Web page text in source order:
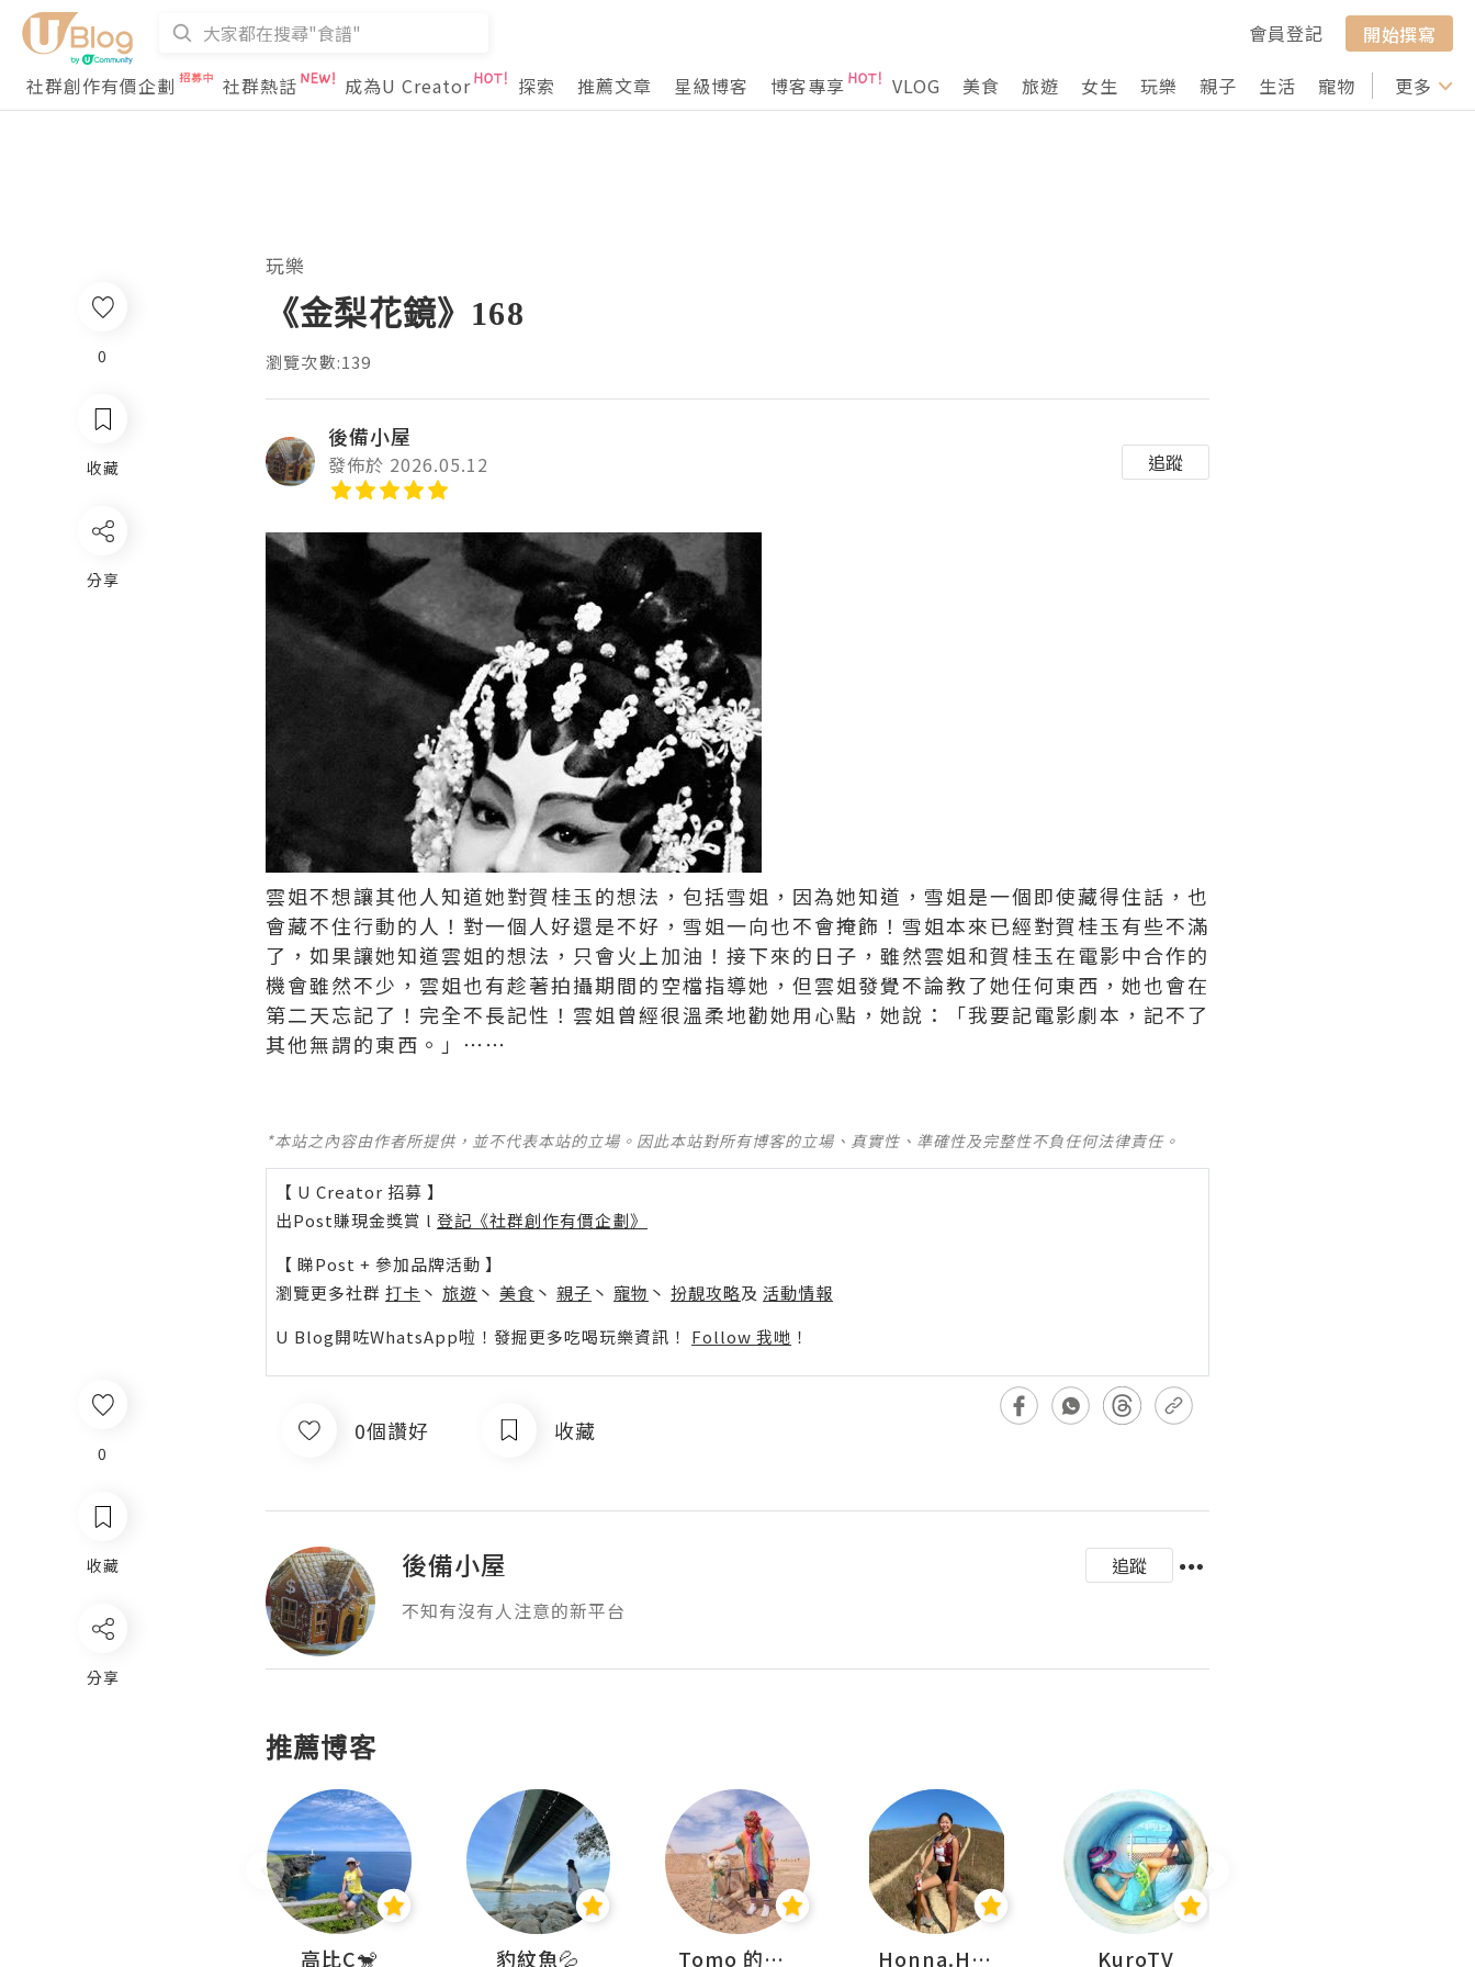
會員登記
開始撰寫
社群創作有價企劃
社群熱話 成為U Creator 探索 推薦文章 星級博客 博客專享 VLOG 美食 旅遊 女生 玩樂 親子 生活 寵物 行山 打卡
更多
0
收藏
分享
玩樂
《金梨花鏡》168
瀏覽次數:139
後備小屋
發佈於 2026.05.12 追蹤
雲姐不想讓其他人知道她對賀桂玉的想法，包括雪姐，因為她知道，雪姐是一個即使藏得住話，也
會藏不住行動的人！對一個人好還是不好，雪姐一向也不會掩飾！雪姐本來已經對賀桂玉有些不滿
了，如果讓她知道雲姐的想法，只會火上加油！接下來的日子，雖然雲姐和賀桂玉在電影中合作的
機會雖然不少，雲姐也有趁著拍攝期間的空檔指導她，但雲姐發覺不論教了她任何東西，她也會在
第二天忘記了！完全不長記性！雲姐曾經很溫柔地勸她用心點，她說：「我要記電影劇本，記不了
其他無謂的東西。」⋯⋯
*本站之內容由作者所提供，並不代表本站的立場。因此本站對所有博客的立場、真實性、準確性及完整性不負任何法律責任。
【 U Creator 招募 】
出Post賺現金獎賞 l 登記《社群創作有價企劃》
【 睇Post + 參加品牌活動 】
瀏覽更多社群 打卡 丶 旅遊 丶 美食 丶 親子 丶 寵物 丶 扮靚攻略及 活動情報
U Blog開咗WhatsApp啦！發掘更多吃喝玩樂資訊！ Follow 我哋 ！
0個讚好 收藏
後備小屋
追蹤
不知有沒有人注意的新平台
推薦博客
高比C🐒 豹紋魚💦 Tomo 的快樂宇宙 Honna.H 出走 KuroTV
0
收藏
分享